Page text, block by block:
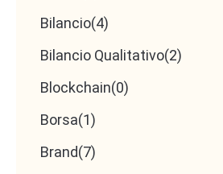
Bilancio(4)
Bilancio Qualitativo(2)
Blockchain(0)
Borsa(1)
Brand(7)